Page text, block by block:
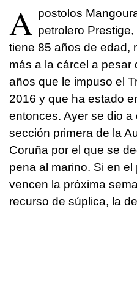
A postolos
petrolero
tiene 85 años de edad,
más a la cárcel a pesar
años que le impuso el
2016 y que ha estado
entonces. Ayer se dio
sección primera de la
Coruña por el que se
pena al marino. Si en
vencen la próxima
recurso de súplica, la